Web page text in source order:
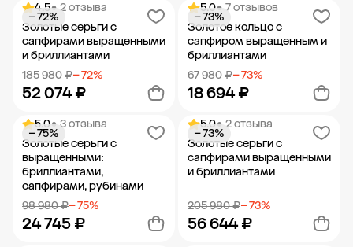
Добавить в корзину Добавить в корзину
4.5• 2 отзыва
Золотые серьги с
сапфирами выращенными
и бриллиантами
185 980 ₽− 72%
52 074 ₽
− 72%
Добавить в корзину
5.0• 7 отзывов
Золотое кольцо с
сапфиром выращенным и
бриллиантами
67 980 ₽− 73%
18 694 ₽
− 73%
Добавить в корзину
5.0• 3 отзыва
Золотые серьги с
выращенными:
бриллиантами,
сапфирами, рубинами
98 980 ₽− 75%
24 745 ₽
− 75%
5.0• 2 отзыва
Золотые серьги с
сапфирами выращенными
и бриллиантами
205 980 ₽− 73%
56 644 ₽
− 73%